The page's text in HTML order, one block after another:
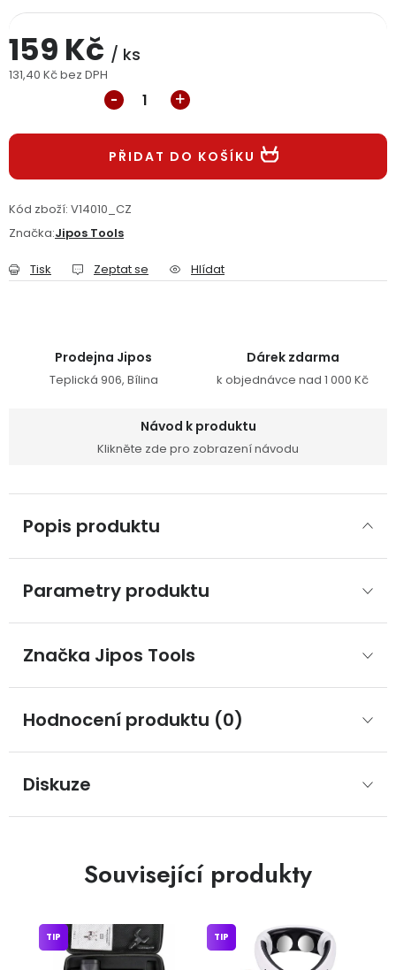
Doprava a platba
Obchodní podmínky
Podmínky ochrany osobních údajů
159 Kč / ks
131,40 Kč bez DPH
PŘIDAT DO KOŠÍKU
Kód zboží: V14010_CZ
Značka:Jipos Tools
Tisk Zeptat se Hlídat
Prodejna Jipos
Teplická 906, Bílina
Dárek zdarma
k objednávce nad 1 000 Kč
Návod k produktu
Klikněte zde pro zobrazení návodu
Popis produktu
Parametry produktu
Značka Jipos Tools
Hodnocení produktu (0)
Diskuze
Související produkty
TIP TIP